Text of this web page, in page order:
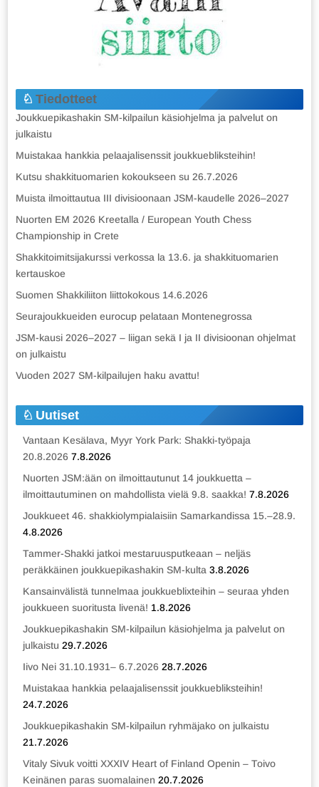
Tiedotteet
Joukkuepikashakin SM-kilpailun käsiohjelma ja palvelut on
julkaistu
Muistakaa hankkia pelaajalisenssit joukkuebliksteihin!
Kutsu shakkituomarien kokoukseen su 26.7.2026
Muista ilmoittautua III divisioonaan JSM-kaudelle 2026–2027
Nuorten EM 2026 Kreetalla / European Youth Chess
Championship in Crete
Shakkitoimitsijakurssi verkossa la 13.6. ja shakkituomarien
kertauskoe
Suomen Shakkiliiton liittokokous 14.6.2026
Seurajoukkueiden eurocup pelataan Montenegrossa
JSM-kausi 2026–2027 – liigan sekä I ja II divisioonan ohjelmat
on julkaistu
Vuoden 2027 SM-kilpailujen haku avattu!
Uutiset
Vantaan Kesälava, Myyr York Park: Shakki-työpaja
20.8.2026 7.8.2026
Nuorten JSM:ään on ilmoittautunut 14 joukkuetta –
ilmoittautuminen on mahdollista vielä 9.8. saakka! 7.8.2026
Joukkueet 46. shakkiolympialaisiin Samarkandissa 15.–28.9.
4.8.2026
Tammer-Shakki jatkoi mestaruusputkeaan – neljäs
peräkkäinen joukkuepikashakin SM-kulta 3.8.2026
Kansainvälistä tunnelmaa joukkueblixteihin – seuraa yhden
joukkueen suoritusta livenä! 1.8.2026
Joukkuepikashakin SM-kilpailun käsiohjelma ja palvelut on
julkaistu 29.7.2026
Iivo Nei 31.10.1931– 6.7.2026 28.7.2026
Muistakaa hankkia pelaajalisenssit joukkuebliksteihin!
24.7.2026
Joukkuepikashakin SM-kilpailun ryhmäjako on julkaistu
21.7.2026
Vitaly Sivuk voitti XXXIV Heart of Finland Openin – Toivo
Keinänen paras suomalainen 20.7.2026